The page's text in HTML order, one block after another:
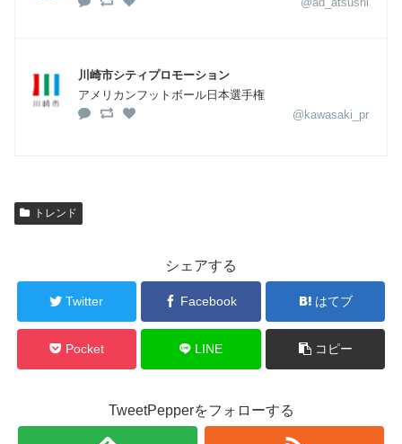
川崎市シティプロモーション
アメリカンフットボール日本選手権
@kawasaki_pr
トレンド
シェアする
Twitter Facebook はてブ
Pocket LINE コピー
TweetPepperをフォローする